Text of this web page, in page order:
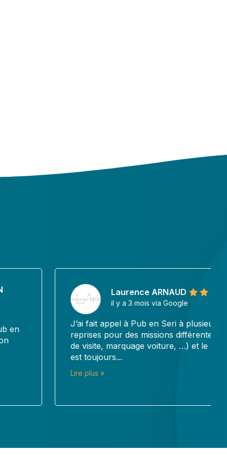
Laurence ARNAUD
il y a 3 mois via Google
J’ai fait appel à Pub en Seri à plusieurs
reprises pour des missions différentes (cartes
de visite, marquage voiture, …) et le résultat
est toujours...